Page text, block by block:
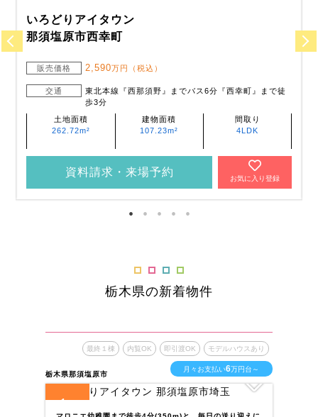
いろどりアイタウン
那須塩原市西幸町
販売価格 2,590万円（税込）
交通
東北本線『西那須野』までバス6分『西幸町』まで徒
歩3分
土地面積
262.72m²
建物面積
107.23m²
間取り
4LDK
資料請求・来場予約
お気に入り登録
栃木県の新着物件
栃木県那須塩原市
最終１棟 内覧OK 即引渡OK モデルハウスあり
月々お支払い6万円台～
1